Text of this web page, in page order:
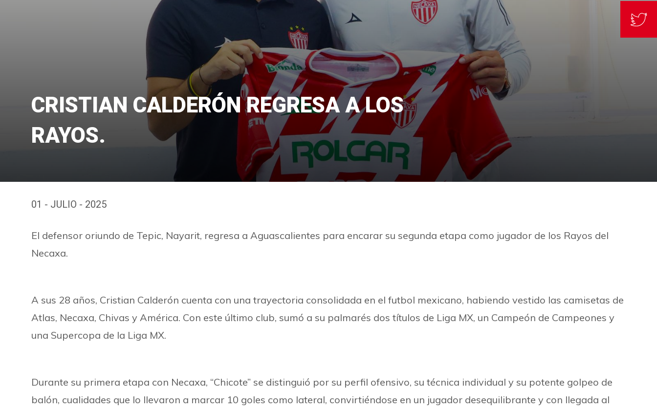
CRISTIAN CALDERÓN REGRESA A LOS
RAYOS.
01 - JULIO - 2025
El defensor oriundo de Tepic, Nayarit, regresa a Aguascalientes para encarar su segunda etapa como jugador de los Rayos del
Necaxa.
A sus 28 años, Cristian Calderón cuenta con una trayectoria consolidada en el futbol mexicano, habiendo vestido las camisetas de
Atlas, Necaxa, Chivas y América. Con este último club, sumó a su palmarés dos títulos de Liga MX, un Campeón de Campeones y
una Supercopa de la Liga MX.
Durante su primera etapa con Necaxa, “Chicote” se distinguió por su perfil ofensivo, su técnica individual y su potente golpeo de
balón, cualidades que lo llevaron a marcar 10 goles como lateral, convirtiéndose en un jugador desequilibrante y con llegada al